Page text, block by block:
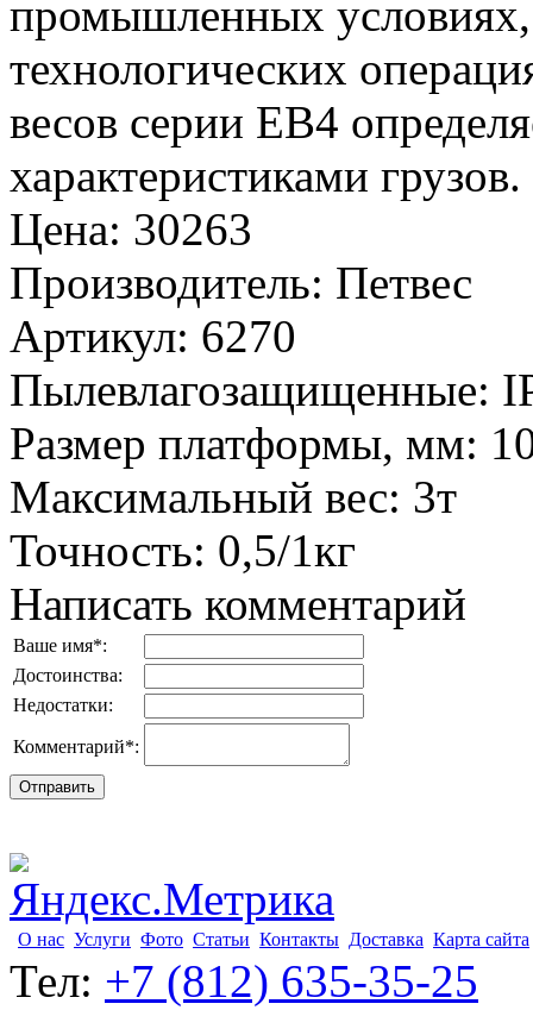
промышленных
технологических
весов серии ЕВ4
характеристиками грузов.
Цена: 30263
Производитель: Петвес
Артикул: 6270
Пылевлагозащищенные:
Размер платформы, мм:
Максимальный вес: 3т
Точность: 0,5/1кг
Написать комментарий
Ваше имя*:
Достоинства:
Недостатки:
Комментарий*:
О нас Услуги Фото Статьи Контакты Доставка Карта сайта
Тел: +7 (812) 635-35-25